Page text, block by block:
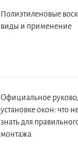
Полиэтиленовые
виды и применение
Официальное
установке окон: что
знать для
монтажа